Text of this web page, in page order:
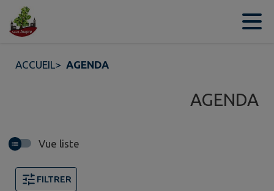
Contenu
ACCUEIL> AGENDA
AGENDA
Vue liste
FILTRER